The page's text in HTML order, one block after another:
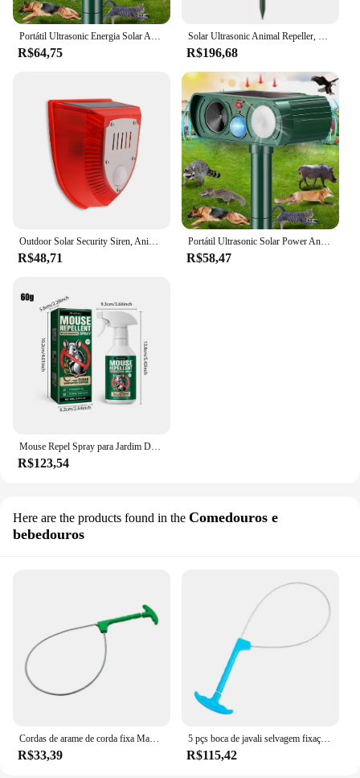
R$64,75 R$196,68
R$48,71
Portátil Ultrasonic Solar Power Animal Repeller, pragas ao ar livre, gato, ratos Sensor, Pir, casa, jardim
R$58,47
R$123,54
Here are the products found in the Comedouros e
bebedouros
Cordas de arame de corda fixa Manga, Porco Baoding Set Ferramenta de Estocagem Boca Animal Set, Equipamento Veterinário, 1 Pc
R$33,39
5 pçs boca de javali selvagem fixação corda porco baoding conjunto de cordas de fio fixo laço ferramenta doméstica animal boca conjunto equipamentos veterinários
R$115,42